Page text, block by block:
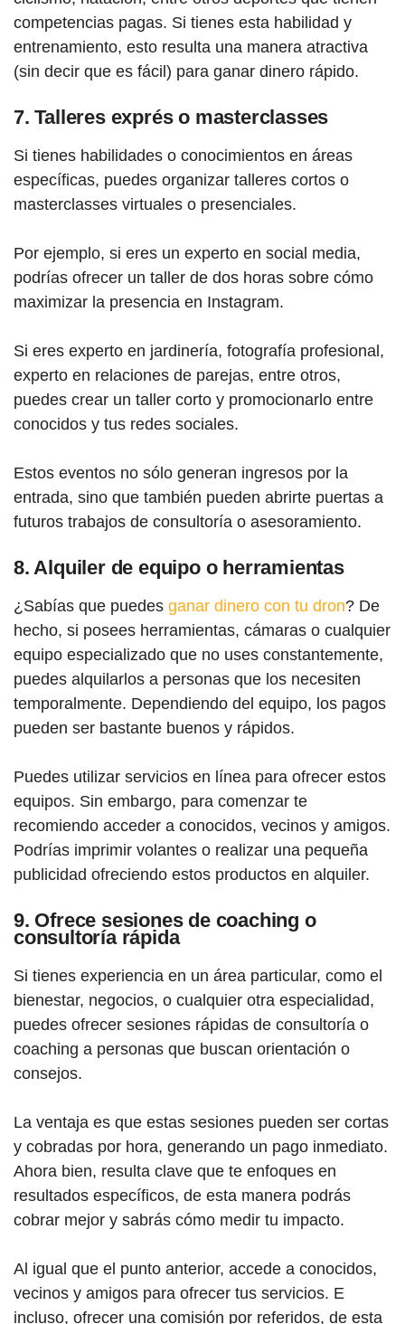
competencias pagas. Si tienes esta habilidad y
entrenamiento, esto resulta una manera atractiva
(sin decir que es fácil) para ganar dinero rápido.
7. Talleres exprés o masterclasses
Si tienes habilidades o conocimientos en áreas
específicas, puedes organizar talleres cortos o
masterclasses virtuales o presenciales.
Por ejemplo, si eres un experto en social media,
podrías ofrecer un taller de dos horas sobre cómo
maximizar la presencia en Instagram.
Si eres experto en jardinería, fotografía profesional,
experto en relaciones de parejas, entre otros,
puedes crear un taller corto y promocionarlo entre
conocidos y tus redes sociales.
Estos eventos no sólo generan ingresos por la
entrada, sino que también pueden abrirte puertas a
futuros trabajos de consultoría o asesoramiento.
8. Alquiler de equipo o herramientas
¿Sabías que puedes ganar dinero con tu dron? De
hecho, si posees herramientas, cámaras o cualquier
equipo especializado que no uses constantemente,
puedes alquilarlos a personas que los necesiten
temporalmente. Dependiendo del equipo, los pagos
pueden ser bastante buenos y rápidos.
Puedes utilizar servicios en línea para ofrecer estos
equipos. Sin embargo, para comenzar te
recomiendo acceder a conocidos, vecinos y amigos.
Podrías imprimir volantes o realizar una pequeña
publicidad ofreciendo estos productos en alquiler.
9. Ofrece sesiones de coaching o
consultoría rápida
Si tienes experiencia en un área particular, como el
bienestar, negocios, o cualquier otra especialidad,
puedes ofrecer sesiones rápidas de consultoría o
coaching a personas que buscan orientación o
consejos.
La ventaja es que estas sesiones pueden ser cortas
y cobradas por hora, generando un pago inmediato.
Ahora bien, resulta clave que te enfoques en
resultados específicos, de esta manera podrás
cobrar mejor y sabrás cómo medir tu impacto.
Al igual que el punto anterior, accede a conocidos,
vecinos y amigos para ofrecer tus servicios. E
incluso, ofrecer una comisión por referidos, de esta